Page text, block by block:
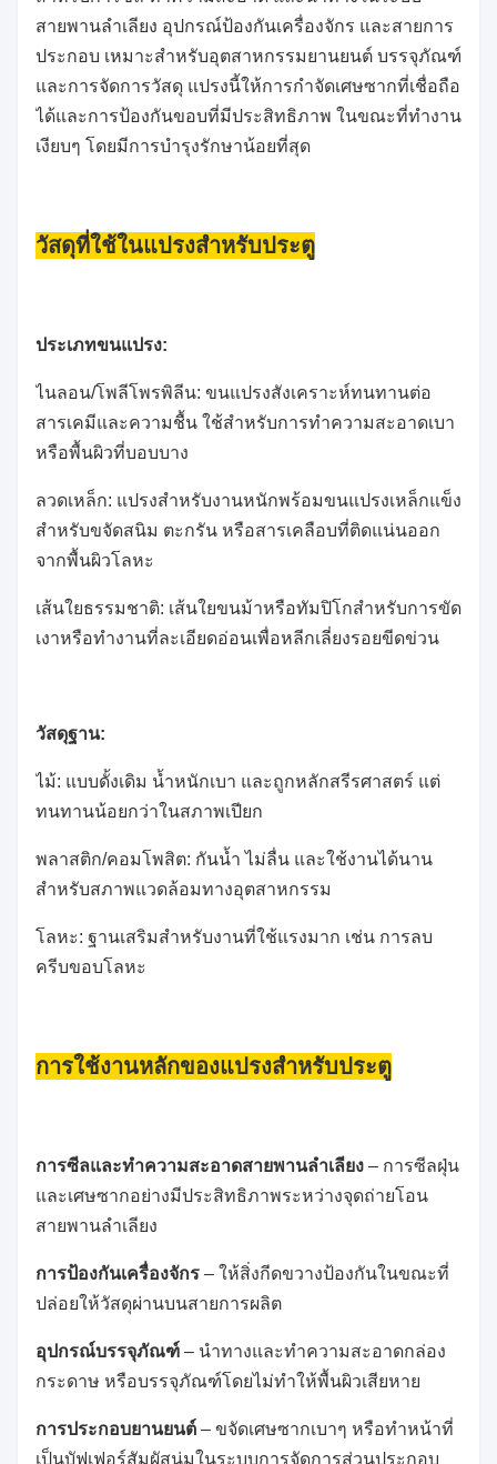
สายพานลำเลียง อุปกรณ์ป้องกันเครื่องจักร และสายการ
ประกอบ เหมาะสำหรับอุตสาหกรรมยานยนต์ บรรจุภัณฑ์
และการจัดการวัสดุ แปรงนี้ให้การกำจัดเศษซากที่เชื่อถือ
ได้และการป้องกันขอบที่มีประสิทธิภาพ ในขณะที่ทำงาน
เงียบๆ โดยมีการบำรุงรักษาน้อยที่สุด
วัสดุที่ใช้ในแปรงสำหรับประตู
ประเภทขนแปรง:
ไนลอน/โพลีโพรพิลีน: ขนแปรงสังเคราะห์ทนทานต่อ
สารเคมีและความชื้น ใช้สำหรับการทำความสะอาดเบา
หรือพื้นผิวที่บอบบาง
ลวดเหล็ก: แปรงสำหรับงานหนักพร้อมขนแปรงเหล็กแข็ง
สำหรับขจัดสนิม ตะกรัน หรือสารเคลือบที่ติดแน่นออก
จากพื้นผิวโลหะ
เส้นใยธรรมชาติ: เส้นใยขนม้าหรือทัมปิโกสำหรับการขัด
เงาหรือทำงานที่ละเอียดอ่อนเพื่อหลีกเลี่ยงรอยขีดข่วน
วัสดุฐาน:
ไม้: แบบดั้งเดิม น้ำหนักเบา และถูกหลักสรีรศาสตร์ แต่
ทนทานน้อยกว่าในสภาพเปียก
พลาสติก/คอมโพสิต: กันน้ำ ไม่ลื่น และใช้งานได้นาน
สำหรับสภาพแวดล้อมทางอุตสาหกรรม
โลหะ: ฐานเสริมสำหรับงานที่ใช้แรงมาก เช่น การลบ
ครีบขอบโลหะ
การใช้งานหลักของแปรงสำหรับประตู
การซีลและทำความสะอาดสายพานลำเลียง – การซีลฝุ่น
และเศษซากอย่างมีประสิทธิภาพระหว่างจุดถ่ายโอน
สายพานลำเลียง
การป้องกันเครื่องจักร – ให้สิ่งกีดขวางป้องกันในขณะที่
ปล่อยให้วัสดุผ่านบนสายการผลิต
อุปกรณ์บรรจุภัณฑ์ – นำทางและทำความสะอาดกล่อง
กระดาษ หรือบรรจุภัณฑ์โดยไม่ทำให้พื้นผิวเสียหาย
การประกอบยานยนต์ – ขจัดเศษซากเบาๆ หรือทำหน้าที่
เป็นบัฟเฟอร์สัมผัสนุ่มในระบบการจัดการส่วนประกอบ